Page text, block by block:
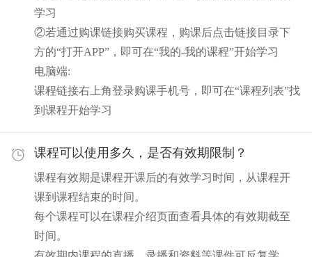
学习
②若通过购课链接购买课程，购课后点击链接目录下
方的“打开APP”，即可在“我的-我的课程”开始学习
电脑端:
课程链接右上角登录购课手机号，即可在“课程列表”找
到课程开始学习
课程可以使用多久，是否有效期限制？
课程有效期是课程开课后的有效学习时间，从课程开
课到课程结束的时间。
每个课程可以在课程介绍页面查看具体的有效期截至
时间。